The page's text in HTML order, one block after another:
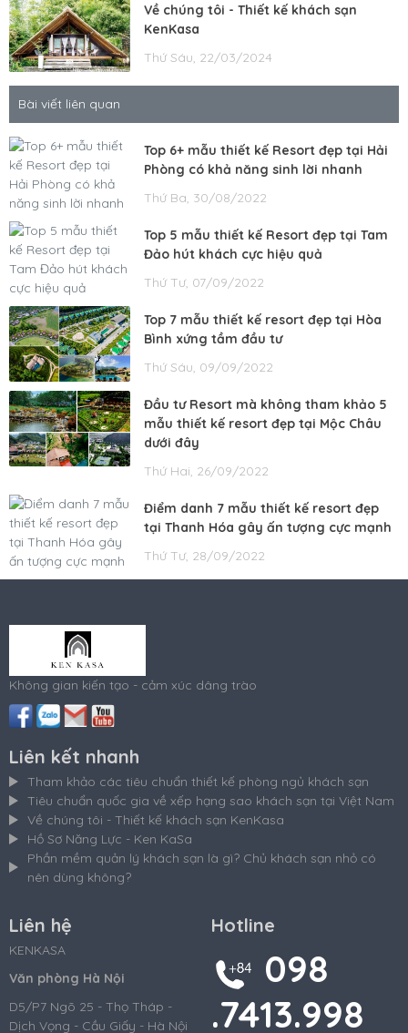
Về chúng tôi - Thiết kế khách sạn
KenKasa
Thứ Sáu, 22/03/2024
Bài viết liên quan
Top 6+ mẫu thiết kế Resort đẹp tại Hải
Phòng có khả năng sinh lời nhanh
Thứ Ba, 30/08/2022
Top 5 mẫu thiết kế Resort đẹp tại Tam
Đảo hút khách cực hiệu quả
Thứ Tư, 07/09/2022
Top 7 mẫu thiết kế resort đẹp tại Hòa
Bình xứng tầm đầu tư
Thứ Sáu, 09/09/2022
Đầu tư Resort mà không tham khảo 5
mẫu thiết kế resort đẹp tại Mộc Châu
dưới đây
Thứ Hai, 26/09/2022
Điểm danh 7 mẫu thiết kế resort đẹp
tại Thanh Hóa gây ấn tượng cực mạnh
Thứ Tư, 28/09/2022
Không gian kiến tạo - cảm xúc dâng trào
Liên kết nhanh
Tham khảo các tiêu chuẩn thiết kế phòng ngủ khách sạn
Tiêu chuẩn quốc gia về xếp hạng sao khách sạn tại Việt Nam
Về chúng tôi - Thiết kế khách sạn KenKasa
Hồ Sơ Năng Lực - Ken KaSa
Phần mềm quản lý khách sạn là gì? Chủ khách sạn nhỏ có
nên dùng không?
Liên hệ
KENKASA
Văn phòng Hà Nội
D5/P7 Ngõ 25 - Thọ Tháp -
Dịch Vọng - Cầu Giấy - Hà Nội
Hotline
098
.7413.998